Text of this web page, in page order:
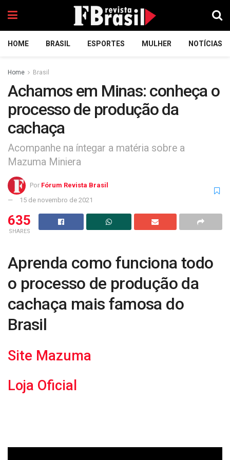
HOME BRASIL ESPORTES MULHER NOTÍCIAS
Home Brasil
Achamos em Minas: conheça o
processo de produção da
cachaça
Acompanhe na íntegar a matéria sobre a
Mazuma Miniera
Por Fórum Revista Brasil
15 de novembro de 2021
635
SHARES
Aprenda como funciona todo
o processo de produção da
cachaça mais famosa do
Brasil
Site Mazuma
Loja Oficial